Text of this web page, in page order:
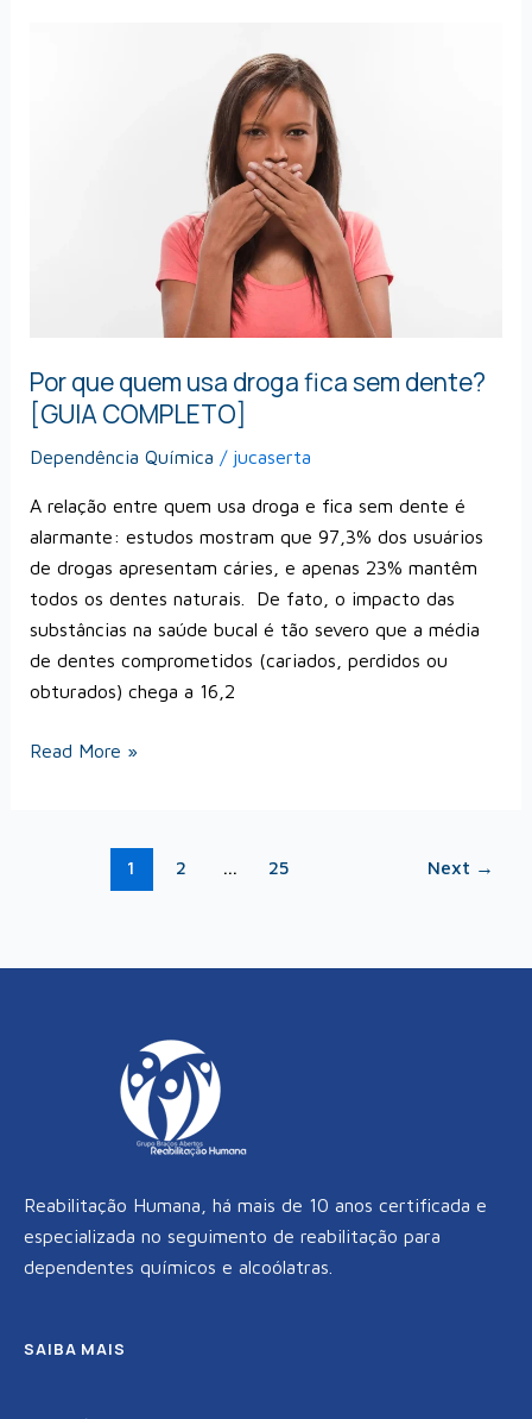
Por que quem usa droga fica sem dente?
[GUIA COMPLETO]
Dependência Química / jucaserta
A relação entre quem usa droga e fica sem dente é
alarmante: estudos mostram que 97,3% dos usuários
de drogas apresentam cáries, e apenas 23% mantêm
todos os dentes naturais. De fato, o impacto das
substâncias na saúde bucal é tão severo que a média
de dentes comprometidos (cariados, perdidos ou
obturados) chega a 16,2
Read More »
1 2 … 25 Next →
Reabilitação Humana, há mais de 10 anos certificada e
especializada no seguimento de reabilitação para
dependentes químicos e alcoólatras.
SAIBA MAIS